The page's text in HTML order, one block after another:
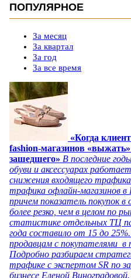
ПОПУЛЯРНОЕ
За месяц
За квартал
За год
За все время
«Когда
fashion-магазинов
зашедшего» В последние
обуви и аксессуарах
снижения входящего
трафика офлайн-магазинов в
причем показатель покупок
более резко, чем в целом по
статистике отдельных ТЦ
года составило от 15 до
продавцам с покупателями в
Подробно разбираем
трафике с экспертом SR по
бизнесе Еленой